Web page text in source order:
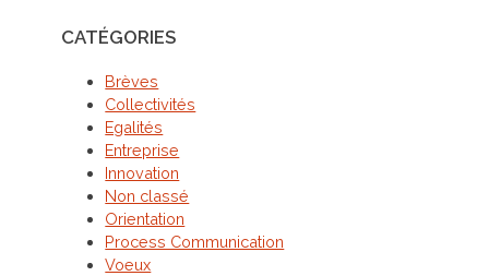
CATÉGORIES
Brèves
Collectivités
Egalités
Entreprise
Innovation
Non classé
Orientation
Process Communication
Voeux